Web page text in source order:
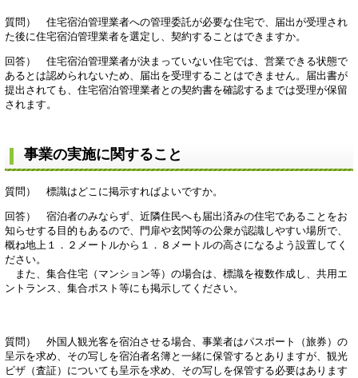
質問） 住宅宿泊管理業者への管理委託が必要な住宅で、届出が受理され
た後に住宅宿泊管理業者を選定し、契約することはできますか。
回答） 住宅宿泊管理業者が決まっていない住宅では、営業できる状態で
あるとは認められないため、届出を受理することはできません。届出書が
提出されても、住宅宿泊管理業者との契約書を確認するまでは受理が保留
されます。
事業の実施に関すること
質問） 標識はどこに掲示すればよいですか。
回答） 宿泊者のみならず、近隣住民へも届出済みの住宅であることをお
知らせする目的もあるので、門扉や玄関等の公衆が認識しやすい場所で、
概ね地上１．２メートルから１．８メートルの高さになるよう設置してく
ださい。
また、集合住宅（マンション等）の場合は、標識を複数作成し、共用エ
ントランス、集合ポスト等にも掲示してください。
質問） 外国人観光客を宿泊させる場合、事業者はパスポート（旅券）の
呈示を求め、その写しを宿泊者名簿と一緒に保管するとありますが、観光
ビザ（査証）についても呈示を求め、その写しを保管する必要はあります